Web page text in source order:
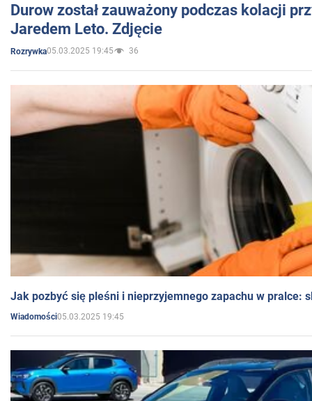
Durow został zauważony podczas kolacji
Jaredem Leto. Zdjęcie
Rozrywka05.03.2025 19:45 36
Jak pozbyć się pleśni i nieprzyjemnego zapachu w pralce:
Wiadomości05.03.2025 19:45